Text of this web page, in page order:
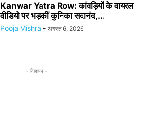
Kanwar Yatra Row: कांवड़ियों के वायरल
वीडियो पर भड़कीं कुनिका सदानंद,...
Pooja Mishra - अगस्त 6, 2026
- विज्ञापन -